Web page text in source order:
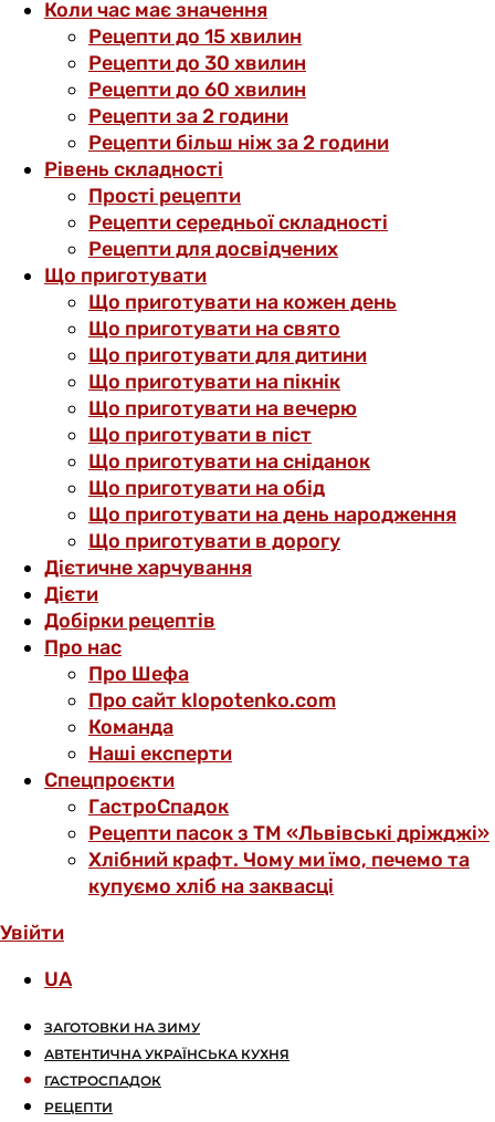
Коли час має значення
Рецепти до 15 хвилин
Рецепти до 30 хвилин
Рецепти до 60 хвилин
Рецепти за 2 години
Рецепти більш ніж за 2 години
Рівень складності
Прості рецепти
Рецепти середньої складності
Рецепти для досвідчених
Що приготувати
Що приготувати на кожен день
Що приготувати на свято
Що приготувати для дитини
Що приготувати на пікнік
Що приготувати на вечерю
Що приготувати в піст
Що приготувати на сніданок
Що приготувати на обід
Що приготувати на день народження
Що приготувати в дорогу
Дієтичне харчування
Дієти
Добірки рецептів
Про нас
Про Шефа
Про сайт klopotenko.com
Команда
Наші експерти
Спецпроєкти
ГастроСпадок
Рецепти пасок з ТМ «Львівські дріжджі»
Хлібний крафт. Чому ми їмо, печемо та
купуємо хліб на заквасці
Увійти
UA
ЗАГОТОВКИ НА ЗИМУ
АВТЕНТИЧНА УКРАЇНСЬКА КУХНЯ
ГАСТРОСПАДОК
РЕЦЕПТИ